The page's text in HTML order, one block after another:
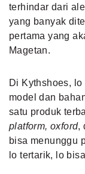
terhindar dari
yang banyak
pertama yang
Magetan.
Di Kythshoes, lo
model dan
satu produk
platform, oxford,
bisa menunggu
lo tertarik, lo